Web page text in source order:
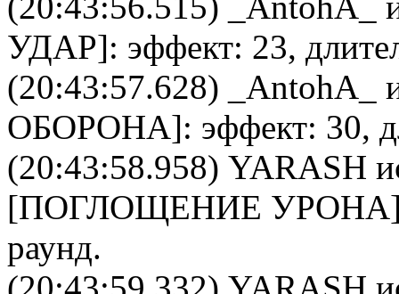
УДАР]: эффект: 23,
(20:43:57.628)
_AntohA_
ОБОРОНА]: эффект: 30,
(20:43:58.958) YARASH
[ПОГЛОЩЕНИЕ УРОНА
раунд.